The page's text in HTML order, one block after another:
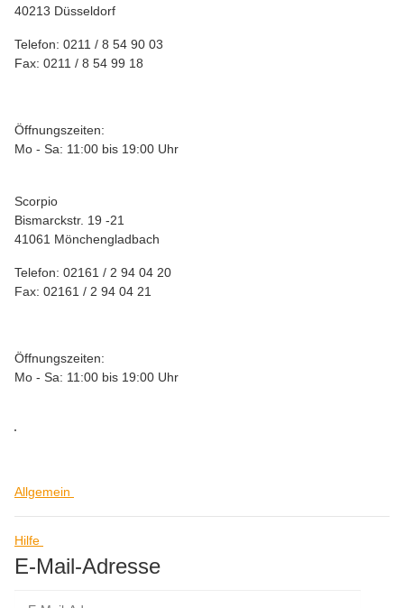
40213 Düsseldorf
Telefon: 0211 / 8 54 90 03
Fax: 0211 / 8 54 99 18
Öffnungszeiten:
Mo - Sa: 11:00 bis 19:00 Uhr
Scorpio
Bismarckstr. 19 -21
41061 Mönchengladbach
Telefon: 02161 / 2 94 04 20
Fax: 02161 / 2 94 04 21
Öffnungszeiten:
Mo - Sa: 11:00 bis 19:00 Uhr
Allgemein
Hilfe
E-Mail-Adresse